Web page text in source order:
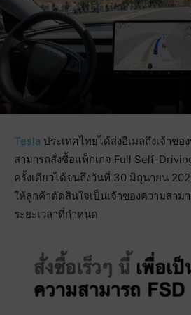
Tesla ประเทศไทยได้ส่งอีเมลถึงเจ้าขอ
สามารถสั่งซื้อแพ็กเกจ Full Self-
ครั้งเดียวได้จนถึงวันที่ 30 มิถุนายน
ให้ลูกค้าตัดสินใจเป็นเจ้าของความสาม
ระยะเวลาที่กำหนด